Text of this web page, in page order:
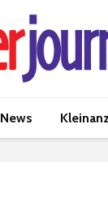
News